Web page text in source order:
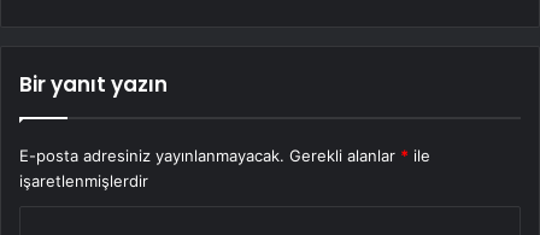
Bir yanıt yazın
E-posta adresiniz yayınlanmayacak. Gerekli alanlar * ile
işaretlenmişlerdir